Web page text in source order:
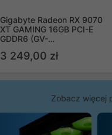
Gigabyte Radeon RX 9070
XT GAMING 16GB PCI-E
GDDR6 (GV-
3 249,00 zł
Zobacz więcej